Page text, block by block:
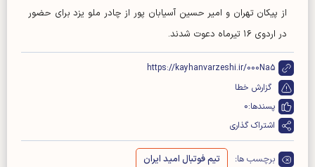
از پیکان تهران و امیر حسین آسیابان پور از چادر ملو یزد برای حضور
در اردوی ۱۶ تیرماه دعوت شدند.
https://kayhanvarzeshi.ir/000Na5
گزارش خطا
پسندها:0
اشتراک گذاری
برچسب ها: تیم فوتبال امید ایران